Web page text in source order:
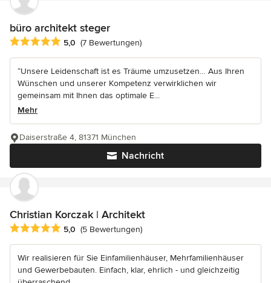
büro architekt steger
Durchschnittliche Bewertung: 5 von 5 Sternen
5,0 (7 Bewertungen)
“Unsere Leidenschaft ist es Träume umzusetzen… Aus Ihren
Wünschen und unserer Kompetenz verwirklichen wir
gemeinsam mit Ihnen das optimale E...
Mehr
Nachricht
Daiserstraße 4, 81371 München
Christian Korczak | Architekt
Durchschnittliche Bewertung: 5 von 5 Sternen
5,0 (5 Bewertungen)
Wir realisieren für Sie Einfamilienhäuser, Mehrfamilienhäuser
und Gewerbebauten. Einfach, klar, ehrlich - und gleichzeitig